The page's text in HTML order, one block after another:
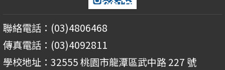
聯絡電話：(03)4806468
傳真電話：(03)4092811
學校地址：32555 桃園市龍潭區武中路 227 號